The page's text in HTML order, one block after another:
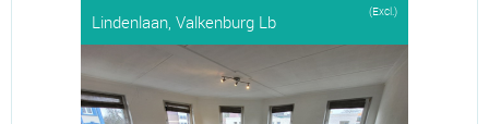
Lindenlaan, Valkenburg Lb
(Excl.)